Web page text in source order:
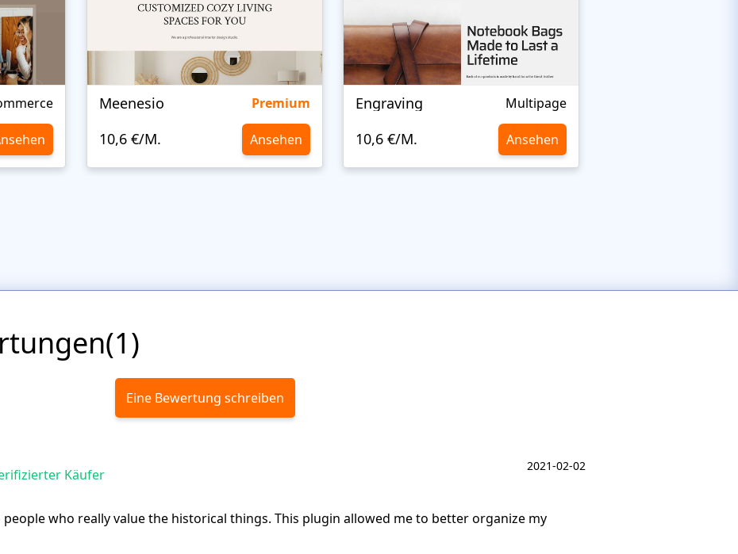
Meenesio Premium
10,6 €/M. Ansehen
Engraving Multipage
10,6 €/M. Ansehen
Eine Bewertung schreiben
Käufer
2021-02-02
who really value the historical things. This plugin allowed me to better organize my